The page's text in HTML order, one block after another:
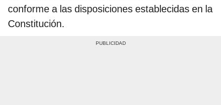
conforme a las disposiciones establecidas en la
Constitución.